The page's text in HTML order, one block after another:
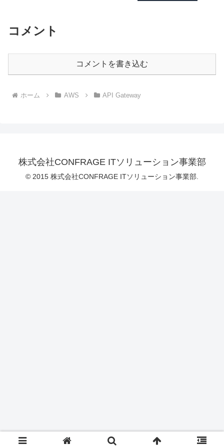
コメント
コメントを書き込む
ホーム AWS API Gateway
株式会社CONFRAGE ITソリューション事業部
© 2015 株式会社CONFRAGE ITソリューション事業部.